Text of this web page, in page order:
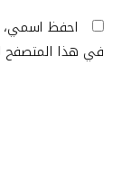
احفظ اسمي،
في هذا المتصفح